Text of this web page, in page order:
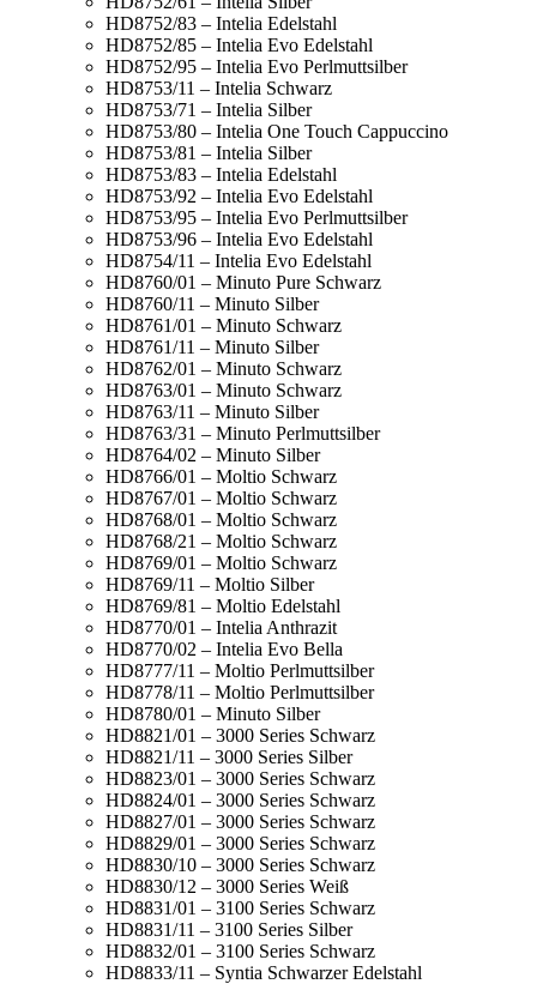
HD8752/83 – Intelia Edelstahl
HD8752/85 – Intelia Evo Edelstahl
HD8752/95 – Intelia Evo Perlmuttsilber
HD8753/11 – Intelia Schwarz
HD8753/71 – Intelia Silber
HD8753/80 – Intelia One Touch Cappuccino
HD8753/81 – Intelia Silber
HD8753/83 – Intelia Edelstahl
HD8753/92 – Intelia Evo Edelstahl
HD8753/95 – Intelia Evo Perlmuttsilber
HD8753/96 – Intelia Evo Edelstahl
HD8754/11 – Intelia Evo Edelstahl
HD8760/01 – Minuto Pure Schwarz
HD8760/11 – Minuto Silber
HD8761/01 – Minuto Schwarz
HD8761/11 – Minuto Silber
HD8762/01 – Minuto Schwarz
HD8763/01 – Minuto Schwarz
HD8763/11 – Minuto Silber
HD8763/31 – Minuto Perlmuttsilber
HD8764/02 – Minuto Silber
HD8766/01 – Moltio Schwarz
HD8767/01 – Moltio Schwarz
HD8768/01 – Moltio Schwarz
HD8768/21 – Moltio Schwarz
HD8769/01 – Moltio Schwarz
HD8769/11 – Moltio Silber
HD8769/81 – Moltio Edelstahl
HD8770/01 – Intelia Anthrazit
HD8770/02 – Intelia Evo Bella
HD8777/11 – Moltio Perlmuttsilber
HD8778/11 – Moltio Perlmuttsilber
HD8780/01 – Minuto Silber
HD8821/01 – 3000 Series Schwarz
HD8821/11 – 3000 Series Silber
HD8823/01 – 3000 Series Schwarz
HD8824/01 – 3000 Series Schwarz
HD8827/01 – 3000 Series Schwarz
HD8829/01 – 3000 Series Schwarz
HD8830/10 – 3000 Series Schwarz
HD8830/12 – 3000 Series Weiß
HD8831/01 – 3100 Series Schwarz
HD8831/11 – 3100 Series Silber
HD8832/01 – 3100 Series Schwarz
HD8833/11 – Syntia Schwarzer Edelstahl